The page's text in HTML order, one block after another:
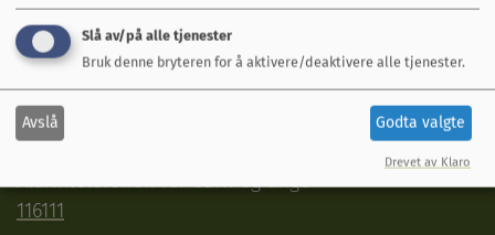
Teknisk beredskapsvakt
950 77 499(utenom arbeidstid)
Legevakt
116 117
Alarmtelefonen for barn og unge
116111
Slå av/på alle tjenester
Bruk denne bryteren for å aktivere/deaktivere alle tjenester.
Avslå Godta valgte
Drevet av Klaro